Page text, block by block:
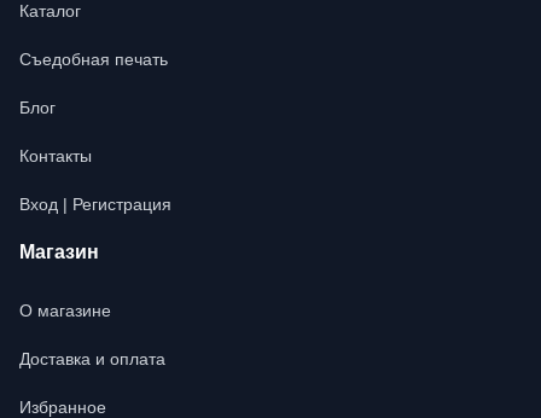
Каталог
Съедобная печать
Блог
Контакты
Вход | Регистрация
Магазин
О магазине
Доставка и оплата
Избранное